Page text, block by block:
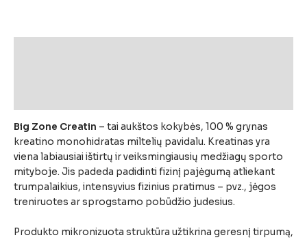
Big Zone Creatin – taiaukštos kokybės, 100 % grynas
kreatino monohidratas miltelių pavidalu. Kreatinas yra
viena labiausiaiištirtų irveiksmingiausių medžiagų sporto
mityboje. Jis padeda padidintifizinį pajėgumą atliekant
trumpalaikius, intensyvius fizinius pratimus – pvz., jėgos
treniruotes arsprogstamo pobūdžio judesius.
Produkto mikronizuota struktūra užtikrina geresnį tirpumą,